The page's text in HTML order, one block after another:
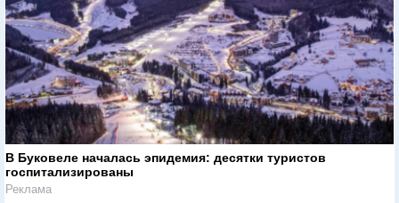
В Буковеле началась эпидемия: десятки туристов
госпитализированы
Реклама